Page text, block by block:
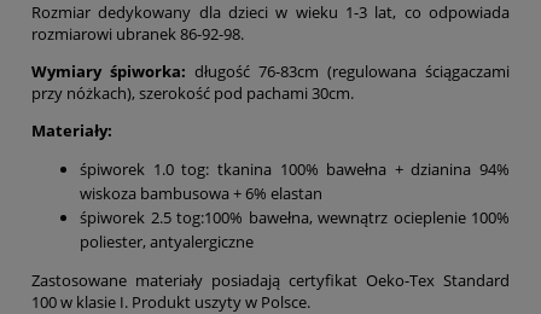
Rozmiar dedykowany dla dzieci w wieku 1-3 lat, co odpowiada
rozmiarowi ubranek 86-92-98.
Wymiary śpiworka: długość 76-83cm (regulowana ściągaczami
przy nóżkach), szerokość pod pachami 30cm.
Materiały:
śpiworek 1.0 tog: tkanina 100% bawełna + dzianina 94%
wiskoza bambusowa + 6% elastan
śpiworek 2.5 tog:100% bawełna, wewnątrz ocieplenie 100%
poliester, antyalergiczne
Zastosowane materiały posiadają certyfikat Oeko-Tex Standard
100 w klasie I. Produkt uszyty w Polsce.